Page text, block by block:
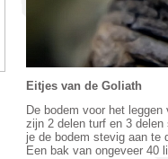
Eitjes van de Goliath
De bodem voor het
zijn 2 delen turf en 3
je de bodem stevig aan te
Een bak van ongeveer 40